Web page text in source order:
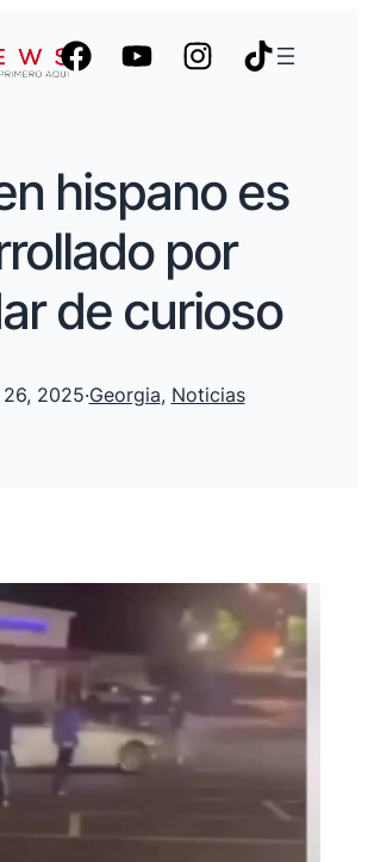
hispano es
por
de curioso
2025·Georgia, Noticias